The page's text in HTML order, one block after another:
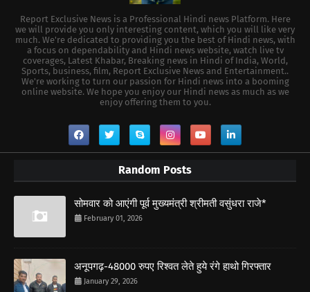
Report Exclusive News is a Professional Hindi news Platform. Here
we will provide you only interesting content, which you will like very
much. We're dedicated to providing you the best of Hindi news, with
a focus on dependability and Hindi news website, watch live tv
coverages, Latest Khabar, Breaking news in Hindi of India, World,
Sports, business, film, Report Exclusive News and Entertainment..
We're working to turn our passion for Hindi news into a booming
online website. We hope you enjoy our Hindi news as much as we
enjoy offering them to you.
Random Posts
सोमवार को आएंगी पूर्व मुख्यमंत्री श्रीमती वसुंधरा राजे*
February 01, 2026
अनूपगढ़-48000 रुपए रिश्वत लेते हुये रंगे हाथो गिरफ्तार
January 29, 2026